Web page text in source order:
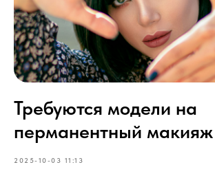
Требуются модели на
перманентный макияж
2025-10-03 11:13